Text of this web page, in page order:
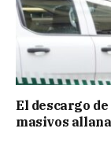
El descargo
masivos